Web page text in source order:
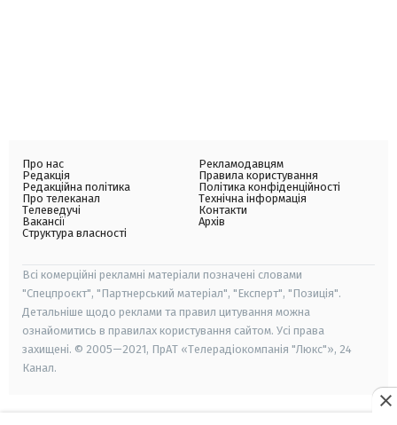
Про нас
Редакція
Редакційна політика
Про телеканал
Телеведучі
Вакансії
Структура власності
Рекламодавцям
Правила користування
Політика конфіденційності
Технічна інформація
Контакти
Архів
Всі комерційні рекламні матеріали позначені словами
"Спецпроєкт", "Партнерський матеріал", "Експерт", "Позиція".
Детальніше щодо реклами та правил цитування можна
ознайомитись в правилах користування сайтом. Усі права
захищені. © 2005—2021, ПрАТ «Телерадіокомпанія "Люкс"», 24
Канал.